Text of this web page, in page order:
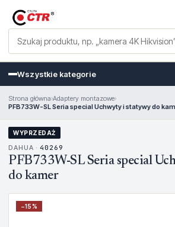
Wszystkie kategorie
Strona główna›Adaptery montazowe›
PFB733W-SL Seria special Uchwyty i statywy do
WYPRZEDAŻ
DAHUA · 40269
PFB733W-SL Seria special
do kamer
−15%